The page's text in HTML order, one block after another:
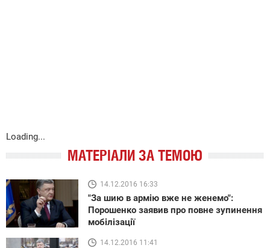
Loading...
МАТЕРІАЛИ ЗА ТЕМОЮ
14.12.2016 16:33
"За шию в армію вже не женемо":
Порошенко заявив про повне зупинення
мобілізації
14.12.2016 11:41